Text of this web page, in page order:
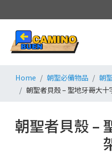
Home 朝聖必備物品
朝
朝聖者貝殼 – 聖地牙哥大十
朝聖者貝殼 –